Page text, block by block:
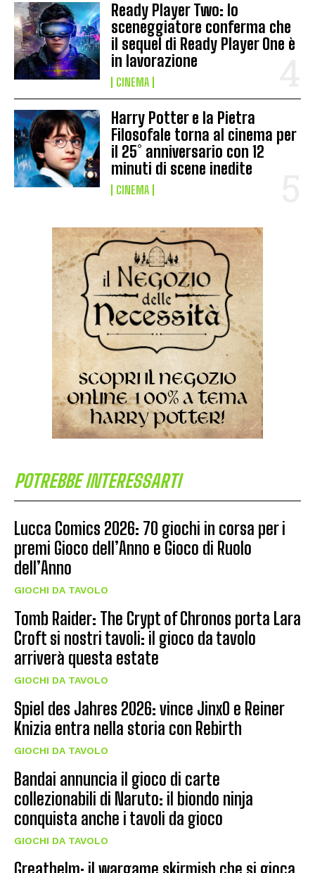
Ready Player Two: lo
sceneggiatore conferma che
il sequel di Ready Player One è
in lavorazione
CINEMA
Harry Potter e la Pietra
Filosofale torna al cinema per
il 25° anniversario con 12
minuti di scene inedite
CINEMA
POTREBBE INTERESSARTI
Lucca Comics 2026: 70 giochi in corsa per i
premi Gioco dell’Anno e Gioco di Ruolo
dell’Anno
GIOCHI DA TAVOLO
Tomb Raider: The Crypt of Chronos porta Lara
Croft si nostri tavoli: il gioco da tavolo
arriverà questa estate
GIOCHI DA TAVOLO
Spiel des Jahres 2026: vince JinxO e Reiner
Knizia entra nella storia con Rebirth
GIOCHI DA TAVOLO
Bandai annuncia il gioco di carte
collezionabili di Naruto: il biondo ninja
conquista anche i tavoli da gioco
GIOCHI DA TAVOLO